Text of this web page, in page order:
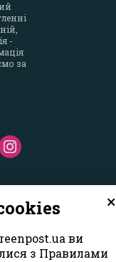
-
за
×
ви
з Правилами